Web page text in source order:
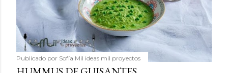
Publicado por Sofía Mil ideas mil proyectos